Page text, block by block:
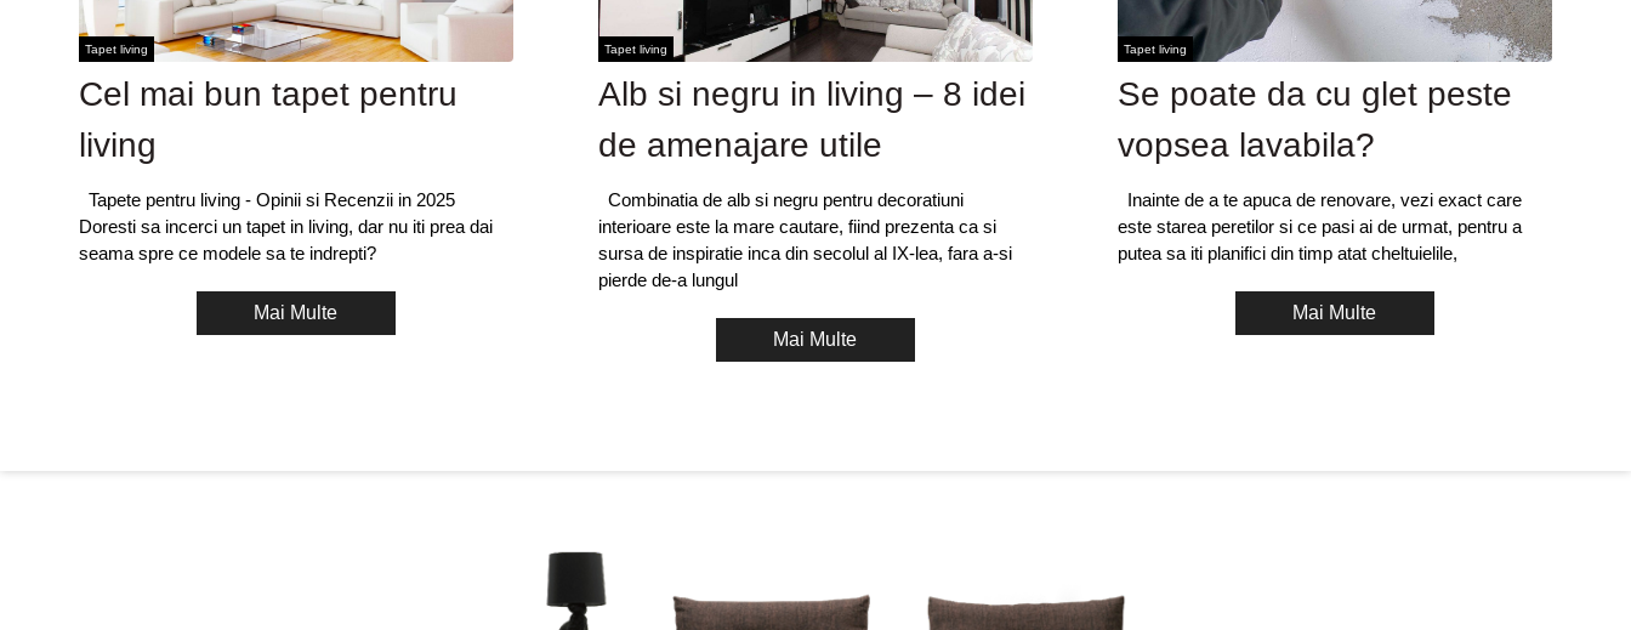
Tapet living
Cel mai bun tapet pentru
living
Tapete pentru living - Opinii si Recenzii in 2025
Doresti sa incerci un tapet in living, dar nu iti prea dai
seama spre ce modele sa te indrepti?
Mai Multe
Tapet living
Alb si negru in living – 8 idei
de amenajare utile
Combinatia de alb si negru pentru decoratiuni
interioare este la mare cautare, fiind prezenta ca si
sursa de inspiratie inca din secolul al IX-lea, fara a-si
pierde de-a lungul
Mai Multe
Tapet living
Se poate da cu glet peste
vopsea lavabila?
Inainte de a te apuca de renovare, vezi exact care
este starea peretilor si ce pasi ai de urmat, pentru a
putea sa iti planifici din timp atat cheltuielile,
Mai Multe